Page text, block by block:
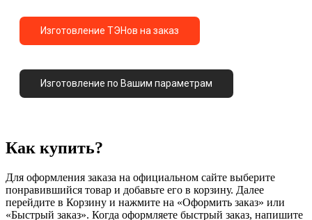
Изготовление ТЭНов на заказ
Изготовление по Вашим параметрам
Как купить?
Для оформления заказа на официальном сайте выберите
понравившийся товар и добавьте его в корзину. Далее
перейдите в Корзину и нажмите на «Оформить заказ» или
«Быстрый заказ». Когда оформляете быстрый заказ, напишите